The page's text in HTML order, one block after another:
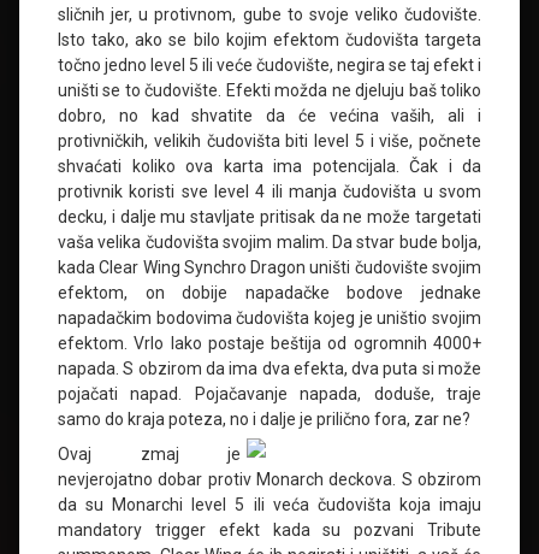
sličnih jer, u protivnom, gube to svoje veliko čudovište.
Isto tako, ako se bilo kojim efektom čudovišta targeta
točno jedno level 5 ili veće čudovište, negira se taj efekt i
uništi se to čudovište. Efekti možda ne djeluju baš toliko
dobro, no kad shvatite da će većina vaših, ali i
protivničkih, velikih čudovišta biti level 5 i više, počnete
shvaćati koliko ova karta ima potencijala. Čak i da
protivnik koristi sve level 4 ili manja čudovišta u svom
decku, i dalje mu stavljate pritisak da ne može targetati
vaša velika čudovišta svojim malim. Da stvar bude bolja,
kada Clear Wing Synchro Dragon uništi čudovište svojim
efektom, on dobije napadačke bodove jednake
napadačkim bodovima čudovišta kojeg je uništio svojim
efektom. Vrlo lako postaje beštija od ogromnih 4000+
napada. S obzirom da ima dva efekta, dva puta si može
pojačati napad. Pojačavanje napada, doduše, traje
samo do kraja poteza, no i dalje je prilično fora, zar ne?
Ovaj zmaj je
nevjerojatno dobar protiv Monarch deckova. S obzirom
da su Monarchi level 5 ili veća čudovišta koja imaju
mandatory trigger efekt kada su pozvani Tribute